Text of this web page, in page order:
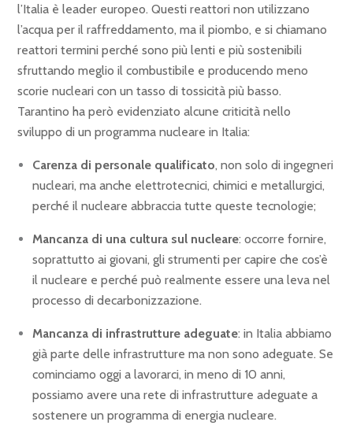
l’Italia è leader europeo. Questi reattori non utilizzano
l’acqua per il raffreddamento, ma il piombo, e si chiamano
reattori termini perché sono più lenti e più sostenibili
sfruttando meglio il combustibile e producendo meno
scorie nucleari con un tasso di tossicità più basso.
Tarantino ha però evidenziato alcune criticità nello
sviluppo di un programma nucleare in Italia:
Carenza di personale qualificato, non solo di ingegneri
nucleari, ma anche elettrotecnici, chimici e metallurgici,
perché il nucleare abbraccia tutte queste tecnologie;
Mancanza di una cultura sul nucleare: occorre fornire,
soprattutto ai giovani, gli strumenti per capire che cos’è
il nucleare e perché può realmente essere una leva nel
processo di decarbonizzazione.
Mancanza di infrastrutture adeguate: in Italia abbiamo
già parte delle infrastrutture ma non sono adeguate. Se
cominciamo oggi a lavorarci, in meno di 10 anni,
possiamo avere una rete di infrastrutture adeguate a
sostenere un programma di energia nucleare.